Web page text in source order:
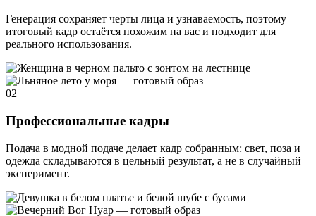
Генерация сохраняет черты лица и узнаваемость, поэтому
итоговый кадр остаётся похожим на вас и подходит для
реального использования.
02
Профессиональные кадры
Подача в модной подаче делает кадр собранным: свет, поза и
одежда складываются в цельный результат, а не в случайный
эксперимент.